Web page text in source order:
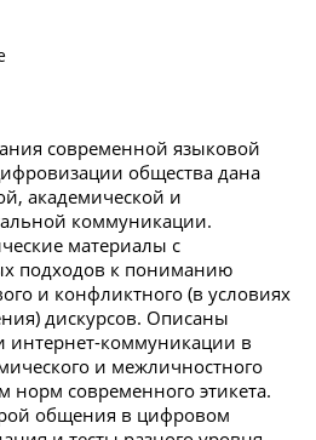
современной языковой
общества дана
академической и
коммуникации.
материалы с
подходов к пониманию
и конфликтного (в условиях
дискурсов. Описаны
интернет-коммуникации в
и межличностного
современного этикета.
общения в цифровом